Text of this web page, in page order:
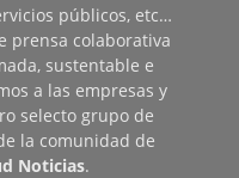
públicos, etc…
prensa colaborativa
sustentable e
a las empresas y
selecto grupo de
la comunidad de
Noticias.